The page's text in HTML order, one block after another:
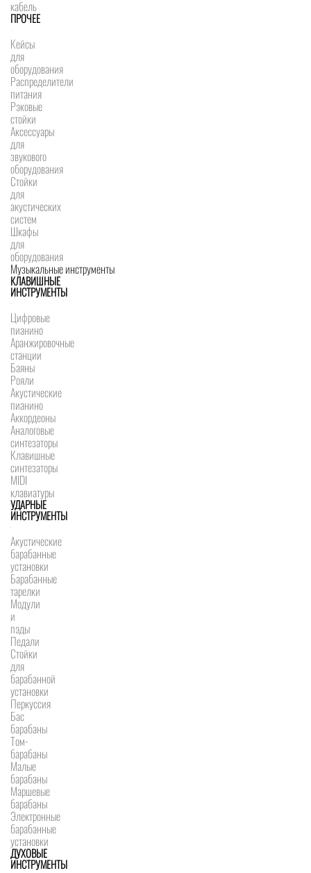
кабель
ПРОЧЕЕ
Кейсы
для
оборудования
Распределители
питания
Рэковые
стойки
Аксессуары
для
звукового
оборудования
Стойки
для
акустических
систем
Шкафы
для
оборудования
Музыкальные инструменты
КЛАВИШНЫЕ
ИНСТРУМЕНТЫ
Цифровые
пианино
Аранжировочные
станции
Баяны
Рояли
Акустические
пианино
Аккордеоны
Аналоговые
синтезаторы
Клавишные
синтезаторы
MIDI
клавиатуры
УДАРНЫЕ
ИНСТРУМЕНТЫ
Акустические
барабанные
установки
Барабанные
тарелки
Модули
и
пэды
Педали
Стойки
для
барабанной
установки
Перкуссия
Бас
барабаны
Том-
барабаны
Малые
барабаны
Маршевые
барабаны
Электронные
барабанные
установки
ДУХОВЫЕ
ИНСТРУМЕНТЫ